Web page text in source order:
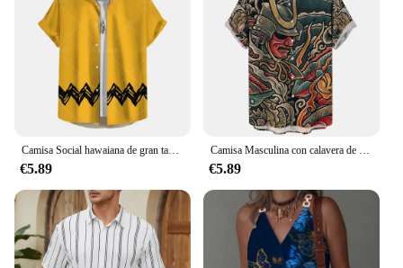
Camisa Social hawaiana de gran tamaño amarilla a la moda para hombres, Camisas informales, ropa de verano para hombres, blusa superior de manga corta con estampado 3d
€5.89
Camisa Masculina con calavera de terror para hombre, camisetas de calle de gran tamaño, camisetas originales Vintage, ropa de verano 2023
€5.89